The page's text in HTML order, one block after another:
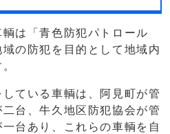
は「青色防犯パトロール
の防犯を目的として地域内
ている車輌は、阿見町が管
台、牛久地区防犯協会が管
台あり、これらの車輌を自